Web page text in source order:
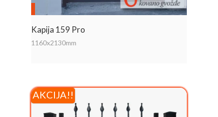
Kapija 159 Pro
1160x2130mm
AKCIJA!!